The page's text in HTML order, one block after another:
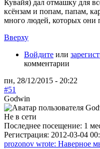
Кувайя) дал отмашку для
ксёнзам и попам, папам,
много людей, которых они
Вверху
Войдите или
комментарии
пн, 28/12/2015 - 20:22
#51
Godwin
Не в сети
Последнее посещение: 1
Регистрация: 2012-03-04
prozonov wrote: Наверное